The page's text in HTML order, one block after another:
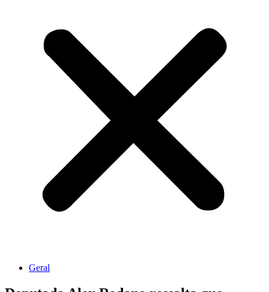
Geral